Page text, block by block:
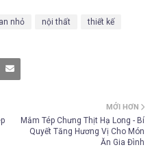
nhỏ nội thất
thiết kế
MỚI HƠN
Mắm Tép Chưng Thịt Hạ Long - Bí
Quyết Tăng Hương Vị Cho Món
Ăn Gia Đình